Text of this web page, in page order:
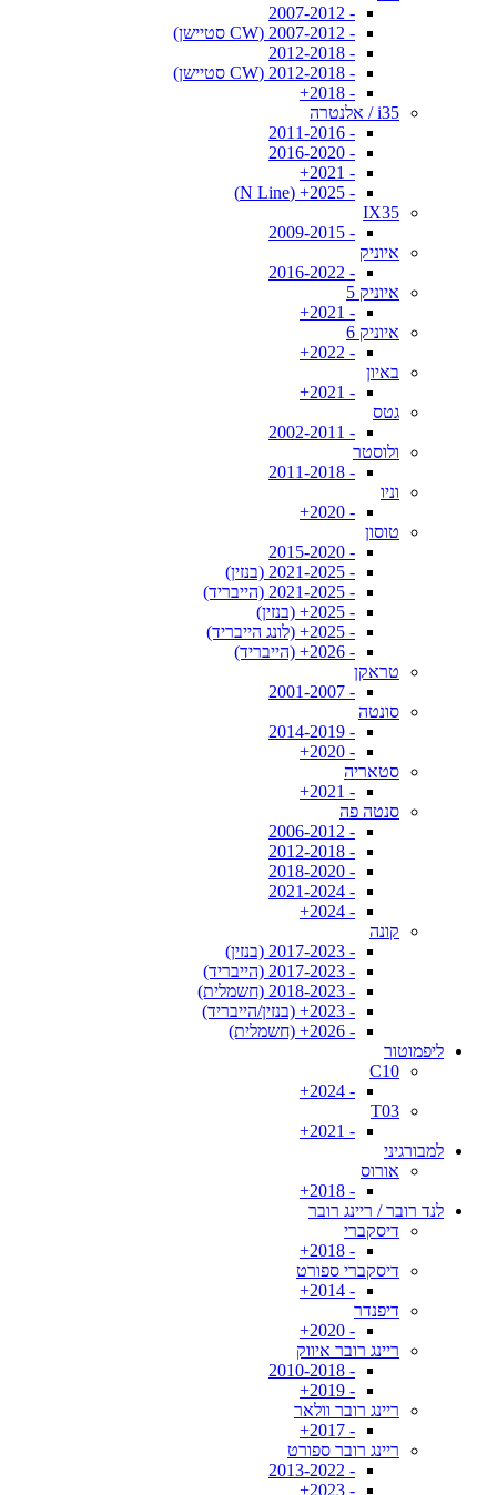
- 2007-2012
- 2007-2012 (CW סטיישן)
- 2012-2018
- 2012-2018 (CW סטיישן)
- 2018+
i35 / אלנטרה
- 2011-2016
- 2016-2020
- 2021+
- 2025+ (N Line)
IX35
- 2009-2015
איוניק
- 2016-2022
איוניק 5
- 2021+
איוניק 6
- 2022+
באיון
- 2021+
גטס
- 2002-2011
ולוסטר
- 2011-2018
וניו
- 2020+
טוסון
- 2015-2020
- 2021-2025 (בנזין)
- 2021-2025 (הייבריד)
- 2025+ (בנזין)
- 2025+ (לונג הייבריד)
- 2026+ (הייבריד)
טראקן
- 2001-2007
סונטה
- 2014-2019
- 2020+
סטאריה
- 2021+
סנטה פה
- 2006-2012
- 2012-2018
- 2018-2020
- 2021-2024
- 2024+
קונה
- 2017-2023 (בנזין)
- 2017-2023 (הייבריד)
- 2018-2023 (חשמלית)
- 2023+ (בנזין/הייבריד)
- 2026+ (חשמלית)
ליפמוטור
C10
- 2024+
T03
- 2021+
למבורגיני
אורוס
- 2018+
לנד רובר / ריינג רובר
דיסקברי
- 2018+
דיסקברי ספורט
- 2014+
דיפנדר
- 2020+
ריינג רובר איווק
- 2010-2018
- 2019+
ריינג רובר וולאר
- 2017+
ריינג רובר ספורט
- 2013-2022
- 2023+